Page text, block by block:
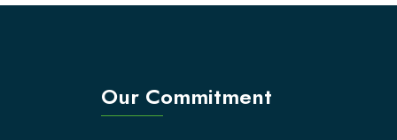
Our Commitment